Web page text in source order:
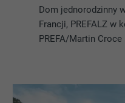
Dom jednorodzinny
Francji, PREFALZ w
PREFA/Martin Croce